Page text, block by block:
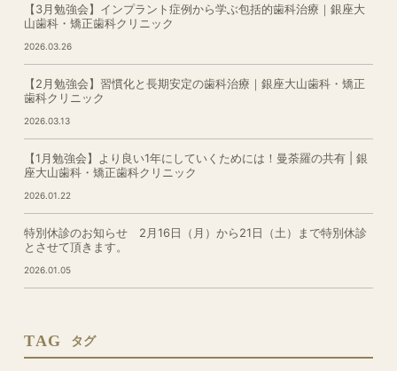
【3月勉強会】インプラント症例から学ぶ包括的歯科治療｜銀座大
山歯科・矯正歯科クリニック
2026.03.26
【2月勉強会】習慣化と長期安定の歯科治療｜銀座大山歯科・矯正
歯科クリニック
2026.03.13
【1月勉強会】より良い1年にしていくためには！曼荼羅の共有 | 銀
座大山歯科・矯正歯科クリニック
2026.01.22
特別休診のお知らせ 2月16日（月）から21日（土）まで特別休診
とさせて頂きます。
2026.01.05
TAG タグ